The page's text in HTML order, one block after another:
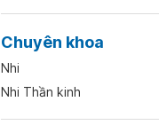
Chuyên khoa
Nhi
Nhi Thần kinh